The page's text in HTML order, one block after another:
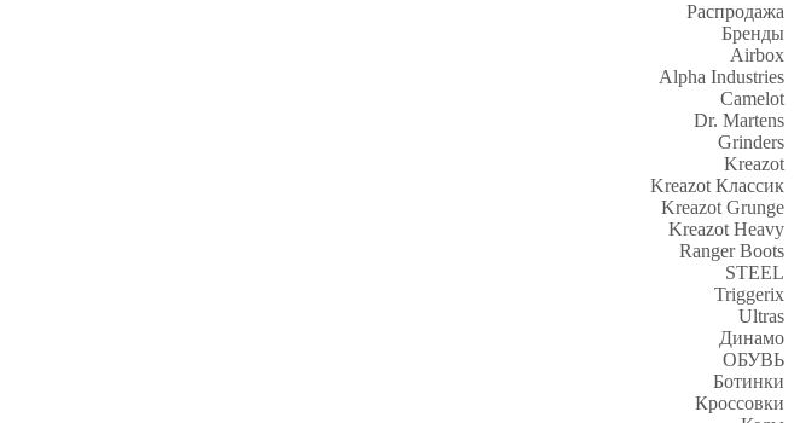
Распродажа
Бренды
Airbox
Alpha Industries
Camelot
Dr. Martens
Grinders
Kreazot
Kreazot Классик
Kreazot Grunge
Kreazot Heavy
Ranger Boots
STEEL
Triggerix
Ultras
Динамо
ОБУВЬ
Ботинки
Кроссовки